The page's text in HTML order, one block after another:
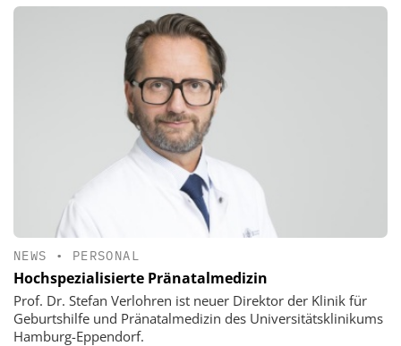
NEWS • PERSONAL
Hochspezialisierte Pränatalmedizin
Prof. Dr. Stefan Verlohren ist neuer Direktor der Klinik für
Geburtshilfe und Pränatalmedizin des Universitätsklinikums
Hamburg-Eppendorf.